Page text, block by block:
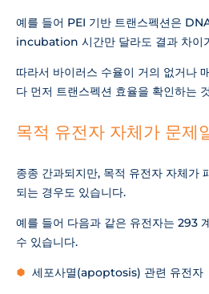
예를 들어 PEI 기반 트랜스펙션은
incubation 시간만 달라도 결과 차이
따라서 바이러스 수율이 거의 없거나
다 먼저 트랜스펙션 효율을 확인하는
목적 유전자 자체가 문제
종종 간과되지만, 목적 유전자 자체가
되는 경우도 있습니다.
예를 들어 다음과 같은 유전자는 293
수 있습니다.
세포사멸(apoptosis) 관련 유전자